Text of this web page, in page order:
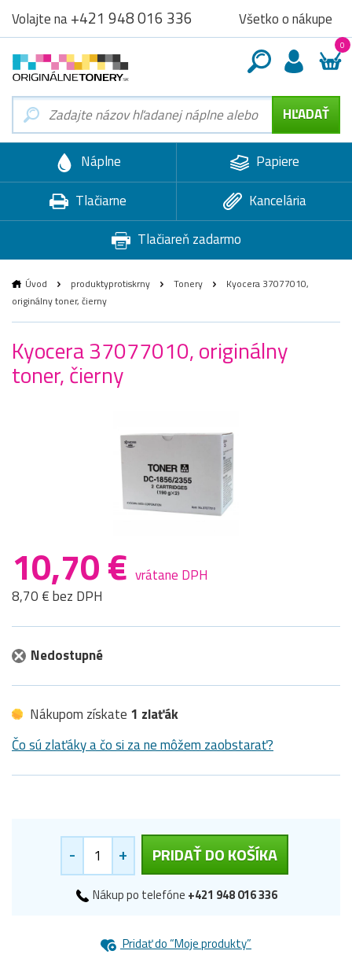
Volajte na+421 948 016 336 Všetko o nákupe
0
Náplne
Papiere
Tlačiarne
Kancelária
Tlačiareň zadarmo
Úvod produktyprotiskrny Tonery
Kyocera 37077010,
originálny toner, čierny
Kyocera 37077010, originálny
toner, čierny
10,70 € vrátane DPH
8,70 € bez DPH
Nedostupné
Nákupom získate 1 zlaťák
Čo sú zlaťáky a čo si za ne môžem zaobstarať?
- + PRIDAŤ DO KOŠÍKA
Nákup po telefóne +421 948 016 336
Pridať do “Moje produkty”